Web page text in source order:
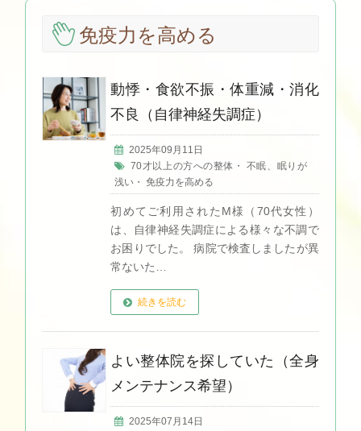
免疫力を高める
動悸・食欲不振・体重減・消化
不良（自律神経失調症）
2025年09月11日
70才以上の方への整体 ・ 不眠、眠りが
浅い ・免疫力を高める
初めてご利用されたM様（70代女性）
は、自律神経失調症による様々な不調で
お困りでした。 病院で検査しましたが異
常ないた…
続きを読む
よい整体院を探していた（全身
メンテナンス希望）
2025年07月14日